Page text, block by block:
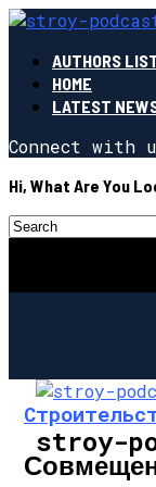
AUTHORS
HOME
LATEST
Connect with
Hi, What Are You
stroy-